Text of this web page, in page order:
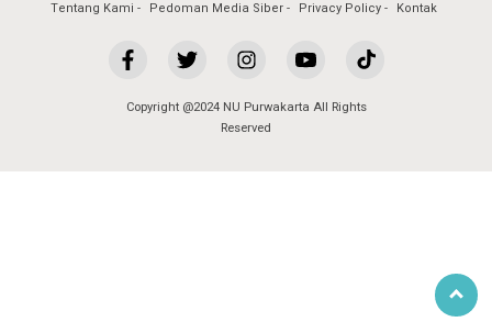
Tentang Kami Pedoman Media Siber Privacy Policy Kontak
Copyright @2024 NU Purwakarta All Rights
Reserved